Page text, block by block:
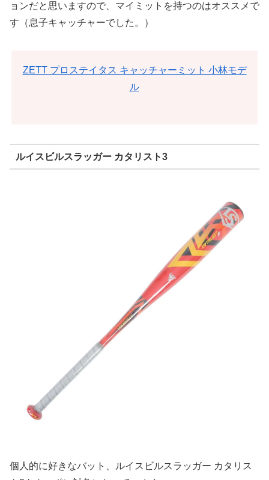
ョンだと思いますので、マイミットを持つのはオススメで
す（息子キャッチャーでした。）
ZETT プロステイタス キャッチャーミット 小林モデ
ル
ルイスビルスラッガー カタリスト3
個人的に好きなバット、ルイスビルスラッガー カタリス